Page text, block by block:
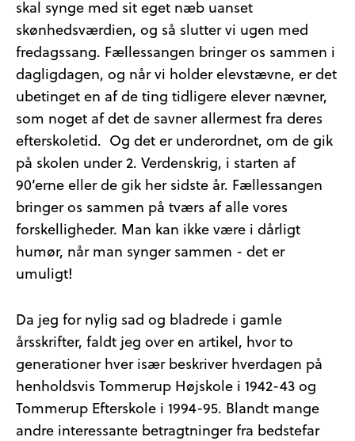
skal synge med sit eget næb uanset
skønhedsværdien, og så slutter vi ugen med
fredagssang. Fællessangen bringer os sammen i
dagligdagen, og når vi holder elevstævne, er det
ubetinget en af de ting tidligere elever nævner,
som noget af det de savner allermest fra deres
efterskoletid. Og det er underordnet, om de gik
på skolen under 2. Verdenskrig, i starten af
90’erne eller de gik her sidste år. Fællessangen
bringer os sammen på tværs af alle vores
forskelligheder. Man kan ikke være i dårligt
humør, når man synger sammen - det er
umuligt!
Da jeg for nylig sad og bladrede i gamle
årsskrifter, faldt jeg over en artikel, hvor to
generationer hver især beskriver hverdagen på
henholdsvis Tommerup Højskole i 1942-43 og
Tommerup Efterskole i 1994-95. Blandt mange
andre interessante betragtninger fra bedstefar